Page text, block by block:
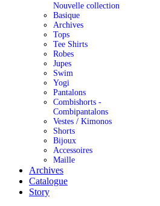
Nouvelle collection
Basique
Archives
Tops
Tee Shirts
Robes
Jupes
Swim
Yogi
Pantalons
Combishorts -
Combipantalons
Vestes / Kimonos
Shorts
Bijoux
Accessoires
Maille
Archives
Catalogue
Story